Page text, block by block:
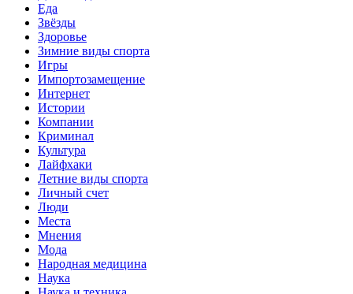
Еда
Звёзды
Здоровье
Зимние виды спорта
Игры
Импортозамещение
Интернет
Истории
Компании
Криминал
Культура
Лайфхаки
Летние виды спорта
Личный счет
Люди
Места
Мнения
Мода
Народная медицина
Наука